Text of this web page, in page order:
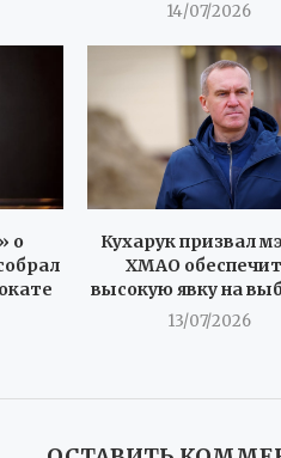
14/07/2026
о
Кухарук призвал
ХМАО
высокую явку на
13/07/2026